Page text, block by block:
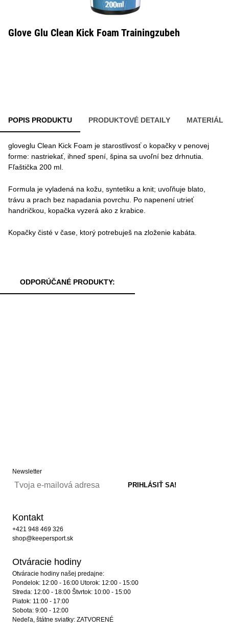
Glove Glu Clean Kick Foam Trainingzubeh
POPIS PRODUKTU PRODUKTOVÉ DETAILY MATERIÁL
gloveglu Clean Kick Foam je starostlivosť o kopačky v penovej
forme: nastriekať, ihneď spení, špina sa uvoľní bez drhnutia.
Fľaštička 200 ml.
Formula je vyladená na kožu, syntetiku a knit; uvoľňuje blato,
trávu a prach bez napadania povrchu. Po napenení utrieť
handričkou, kopačka vyzerá ako z krabice.
Kopačky čisté v čase, ktorý potrebuješ na zloženie kabáta.
ODPORÚČANÉ PRODUKTY:
Newsletter
Kontakt
+421 948 469 326
shop@keepersport.sk
Otváracie hodiny
Otváracie hodiny našej predajne:
Pondelok: 12:00 - 16:00 Utorok: 12:00 - 15:00
Streda: 12:00 - 18:00 Štvrtok: 10:00 - 15:00
Piatok: 11:00 - 17:00
Sobota: 9:00 - 12:00
Nedeľa, štátne sviatky: ZATVORENÉ